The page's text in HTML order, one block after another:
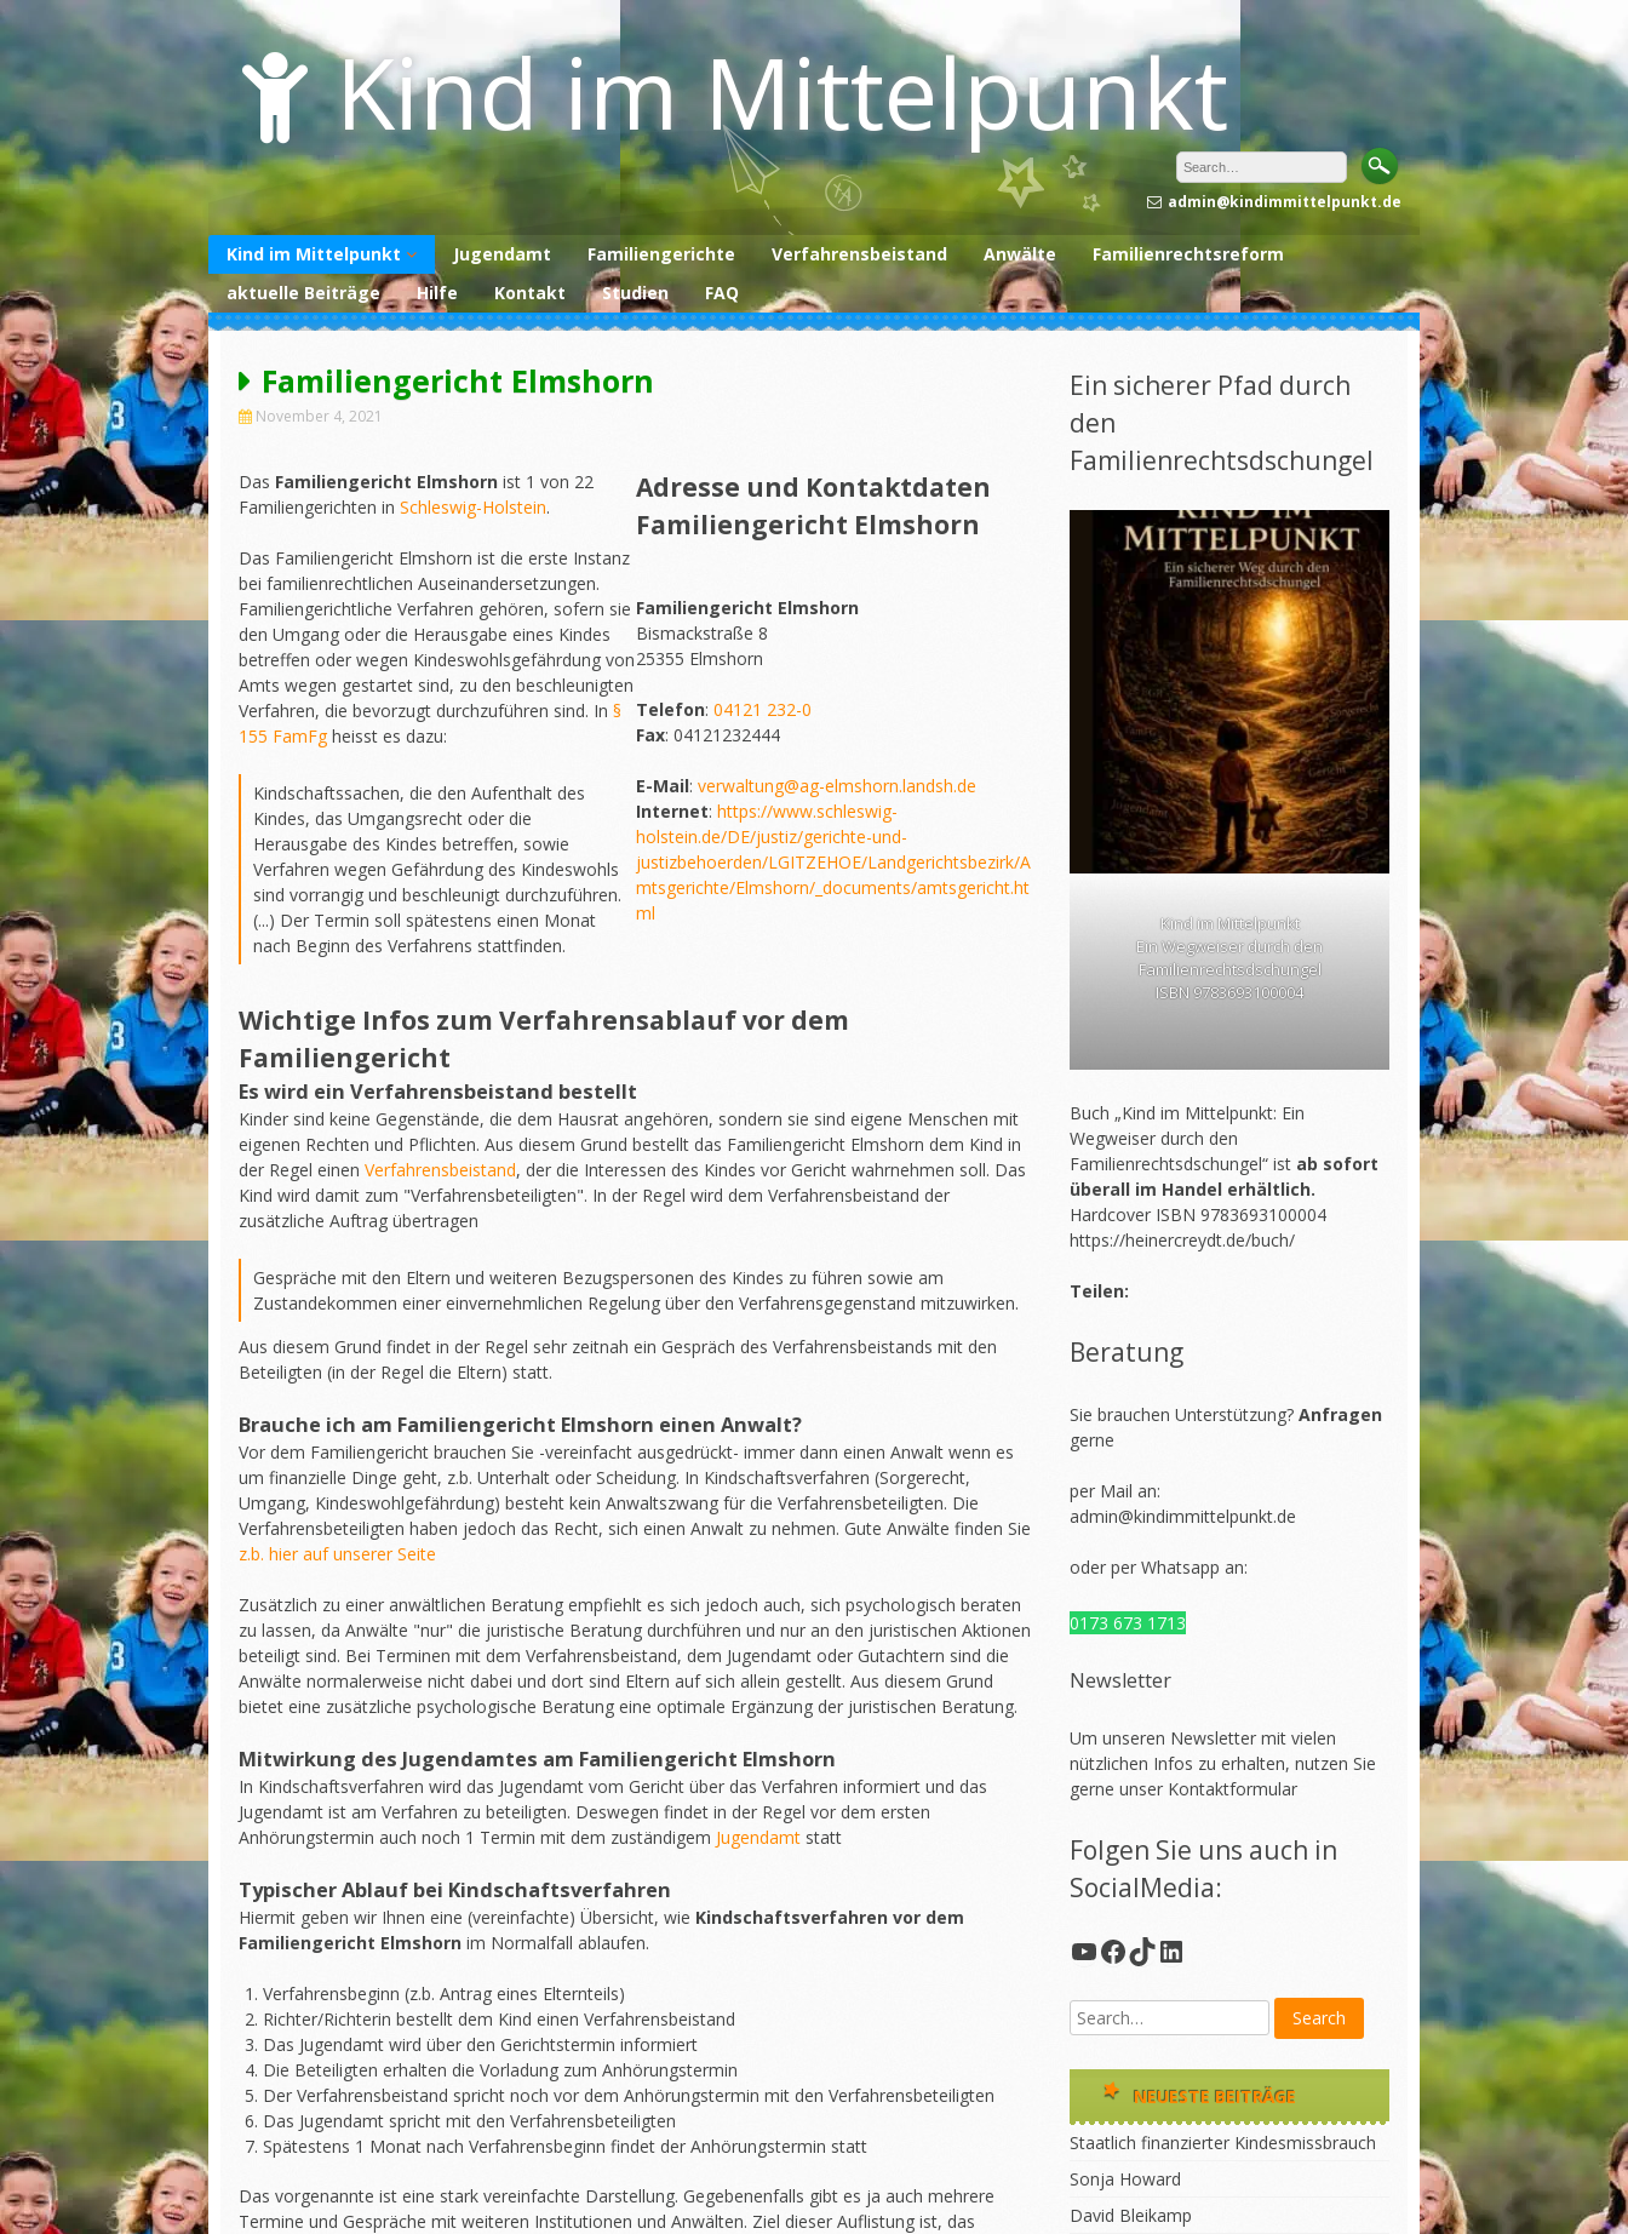
to
content
Kind im Mittelpunkt
admin@kindimmittelpunkt.de
Kind im Mittelpunkt
Über uns
Unterstützen Sie
Datenschutzerklärung
Jugendamt Familiengerichte Verfahrensbeistand Anwälte
Familienrechtsreform
aktuelle Beiträge
Hilfe Kontakt Studien FAQ
Familiengericht Elmshorn
November 4, 2021
Das Familiengericht Elmshorn ist 1 von 22
Familiengerichten in Schleswig-Holstein.
Das Familiengericht Elmshorn ist die erste Instanz
bei familienrechtlichen Auseinandersetzungen.
Familiengerichtliche Verfahren gehören, sofern sie
den Umgang oder die Herausgabe eines Kindes
betreffen oder wegen Kindeswohlsgefährdung von
Amts wegen gestartet sind, zu den beschleunigten
Verfahren, die bevorzugt durchzuführen sind. In §
155 FamFgheisst es dazu:
Kindschaftssachen, die den Aufenthalt des
Kindes, das Umgangsrecht oder die
Herausgabe des Kindes betreffen, sowie
Verfahren wegen Gefährdung des Kindeswohls
sind vorrangig und beschleunigt durchzuführen.
(...) Der Termin soll spätestens einen Monat
nach Beginn des Verfahrens stattfinden.
Adresse und Kontaktdaten
Familiengericht Elmshorn
Familiengericht Elmshorn
Bismackstraße 8
25355 Elmshorn
Telefon: 04121 232-0
Fax: 04121232444
E-Mail: verwaltung@ag-elmshorn.landsh.de
Internet: https://www.schleswig-
holstein.de/DE/justiz/gerichte-und-
justizbehoerden/LGITZEHOE/Landgerichtsbezirk/A
mtsgerichte/Elmshorn/_documents/amtsgericht.ht
ml
Wichtige Infos zum Verfahrensablauf vor dem
Familiengericht
Es wird ein Verfahrensbeistand bestellt
Kinder sind keine Gegenstände, die dem Hausrat angehören, sondern sie sind eigene Menschen mit
eigenen Rechten und Pflichten. Aus diesem Grund bestellt das Familiengericht Elmshorn dem Kind in
der Regel einen Verfahrensbeistand, der die Interessen des Kindes vor Gericht wahrnehmen soll. Das
Kind wird damit zum "Verfahrensbeteiligten". In der Regel wird dem Verfahrensbeistand der
zusätzliche Auftrag übertragen
Gespräche mit den Eltern und weiteren Bezugspersonen des Kindes zu führen sowie am
Zustandekommen einer einvernehmlichen Regelung über den Verfahrensgegenstand mitzuwirken.
Aus diesem Grund findet in der Regel sehr zeitnah ein Gespräch des Verfahrensbeistands mit den
Beteiligten (in der Regel die Eltern) statt.
Brauche ich am Familiengericht Elmshorn einen Anwalt?
Vor dem Familiengericht brauchen Sie -vereinfacht ausgedrückt- immer dann einen Anwalt wenn es
um finanzielle Dinge geht, z.b. Unterhalt oder Scheidung. In Kindschaftsverfahren (Sorgerecht,
Umgang, Kindeswohlgefährdung) besteht kein Anwaltszwang für die Verfahrensbeteiligten. Die
Verfahrensbeteiligten haben jedoch das Recht, sich einen Anwalt zu nehmen. Gute Anwälte finden Sie
z.b. hier auf unserer Seite
Zusätzlich zu einer anwältlichen Beratung empfiehlt es sich jedoch auch, sich psychologisch beraten
zu lassen, da Anwälte "nur" die juristische Beratung durchführen und nur an den juristischen Aktionen
beteiligt sind. Bei Terminen mit dem Verfahrensbeistand, dem Jugendamt oder Gutachtern sind die
Anwälte normalerweise nicht dabei und dort sind Eltern auf sich allein gestellt. Aus diesem Grund
bietet eine zusätzliche psychologische Beratung eine optimale Ergänzung der juristischen Beratung.
Mitwirkung des Jugendamtes am Familiengericht Elmshorn
In Kindschaftsverfahren wird das Jugendamt vom Gericht über das Verfahren informiert und das
Jugendamt ist am Verfahren zu beteiligten. Deswegen findet in der Regel vor dem ersten
Anhörungstermin auch noch 1 Termin mit dem zuständigem Jugendamt statt
Typischer Ablauf bei Kindschaftsverfahren
Hiermit geben wir Ihnen eine (vereinfachte) Übersicht, wie Kindschaftsverfahren vor dem
Familiengericht Elmshorn im Normalfall ablaufen.
Verfahrensbeginn (z.b. Antrag eines Elternteils)
Richter/Richterin bestellt dem Kind einen Verfahrensbeistand
Das Jugendamt wird über den Gerichtstermin informiert
Die Beteiligten erhalten die Vorladung zum Anhörungstermin
Der Verfahrensbeistand spricht noch vor dem Anhörungstermin mit den Verfahrensbeteiligten
Das Jugendamt spricht mit den Verfahrensbeteiligten
Spätestens 1 Monat nach Verfahrensbeginn findet der Anhörungstermin statt
Das vorgenannte ist eine stark vereinfachte Darstellung. Gegebenenfalls gibt es ja auch mehrere
Termine und Gespräche mit weiteren Institutionen und Anwälten. Ziel dieser Auflistung ist, das
Ein sicherer Pfad durch
den
Familienrechtsdschungel
Kind im Mittelpunkt
Ein Wegweiser durch den
Familienrechtsdschungel
ISBN 9783693100004
Buch „Kind im Mittelpunkt: Ein
Wegweiser durch den
Familienrechtsdschungel“ ist ab sofort
überall im Handel erhältlich.
Hardcover ISBN 9783693100004
https://heinercreydt.de/buch/
Teilen:
Beratung
Sie brauchen Unterstützung? Anfragen
gerne
per Mail an:
admin@kindimmittelpunkt.de
oder per Whatsapp an:
0173 673 1713
Newsletter
Um unseren Newsletter mit vielen
nützlichen Infos zu erhalten, nutzen Sie
gerne unser Kontaktformular
Folgen Sie uns auch in
SocialMedia:
YouTube
Facebook
TikTok
LinkedIn
NEUESTE BEITRÄGE
Staatlich finanzierter Kindesmissbrauch
Sonja Howard
David Bleikamp